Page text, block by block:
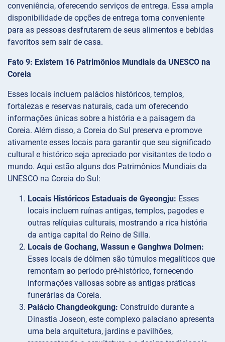
conveniência, oferecendo serviços de entrega. Essa ampla
disponibilidade de opções de entrega torna conveniente
para as pessoas desfrutarem de seus alimentos e bebidas
favoritos sem sair de casa.
Fato 9: Existem 16 Patrimônios Mundiais da UNESCO na
Coreia
Esses locais incluem palácios históricos, templos,
fortalezas e reservas naturais, cada um oferecendo
informações únicas sobre a história e a paisagem da
Coreia. Além disso, a Coreia do Sul preserva e promove
ativamente esses locais para garantir que seu significado
cultural e histórico seja apreciado por visitantes de todo o
mundo. Aqui estão alguns dos Patrimônios Mundiais da
UNESCO na Coreia do Sul:
Locais Históricos Estaduais de Gyeongju: Esses
locais incluem ruínas antigas, templos, pagodes e
outras relíquias culturais, mostrando a rica história
da antiga capital do Reino de Silla.
Locais de Gochang, Wassun e Ganghwa Dolmen:
Esses locais de dólmen são túmulos megalíticos que
remontam ao período pré-histórico, fornecendo
informações valiosas sobre as antigas práticas
funerárias da Coreia.
Palácio Changdeokgung: Construído durante a
Dinastia Joseon, este complexo palaciano apresenta
uma bela arquitetura, jardins e pavilhões,